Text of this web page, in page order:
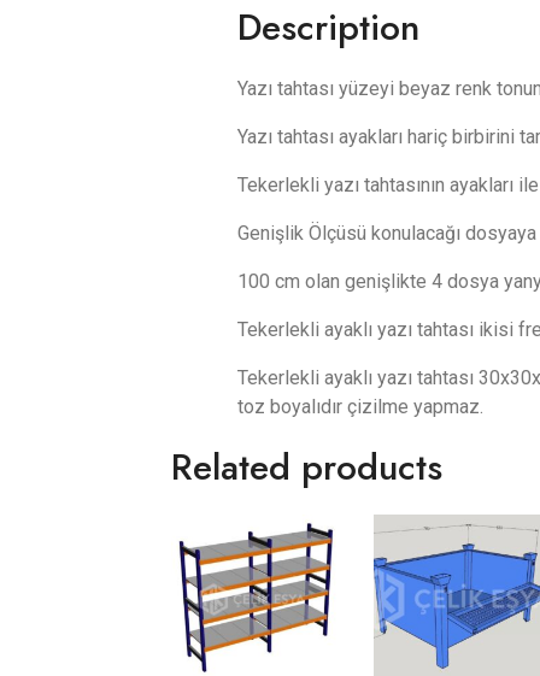
Description
Yazı tahtası yüzeyi beyaz renk
Yazı tahtası ayakları hariç birbirini
Tekerlekli yazı tahtasının ayakları
Genişlik Ölçüsü konulacağı
100 cm olan genişlikte 4 dosya
Tekerlekli ayaklı yazı tahtası ikisi
Tekerlekli ayaklı yazı tahtası
toz boyalıdır çizilme yapmaz.
Related products